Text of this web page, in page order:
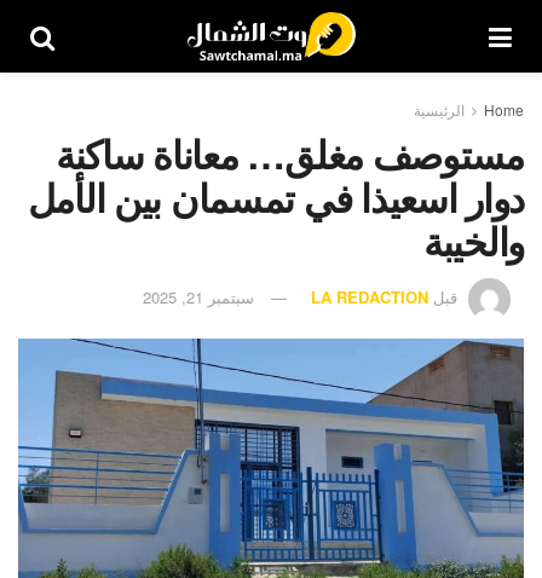
Home الرئيسية
مستوصف مغلق… معاناة ساكنة
دوار اسعيذا في تمسمان بين الأمل
والخيبة
قبل LA REDACTION سبتمبر 21, 2025